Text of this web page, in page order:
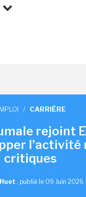
/ CARRIÈRE
rejoint
l'activité
critiques
, publié le 09 Juin 2026